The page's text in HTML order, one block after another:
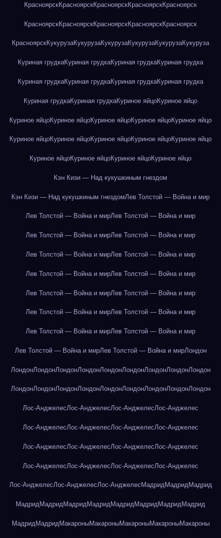
КрасноярскКрасноярскКрасноярскКрасноярскКрасноярск
КрасноярскКрасноярскКрасноярскКрасноярскКрасноярск
КрасноярскКукурузаКукурузаКукурузаКукурузаКукурузаКукуруза
Куриная грудкаКуриная грудкаКуриная грудкаКуриная грудка
Куриная грудкаКуриная грудкаКуриная грудкаКуриная грудка
Куриная грудкаКуриная грудкаКуриное яйцоКуриное яйцо
Куриное яйцоКуриное яйцоКуриное яйцоКуриное яйцоКуриное яйцо
Куриное яйцоКуриное яйцоКуриное яйцоКуриное яйцоКуриное яйцо
Куриное яйцоКуриное яйцоКуриное яйцоКуриное яйцо
Кэн Кизи — Над кукушкиным гнездом
Кэн Кизи — Над кукушкиным гнездомЛев Толстой — Война и мир
Лев Толстой — Война и мирЛев Толстой — Война и мир
Лев Толстой — Война и мирЛев Толстой — Война и мир
Лев Толстой — Война и мирЛев Толстой — Война и мир
Лев Толстой — Война и мирЛев Толстой — Война и мир
Лев Толстой — Война и мирЛев Толстой — Война и мир
Лев Толстой — Война и мирЛев Толстой — Война и мир
Лев Толстой — Война и мирЛев Толстой — Война и мир
Лев Толстой — Война и мирЛев Толстой — Война и мирЛондон
ЛондонЛондонЛондонЛондонЛондонЛондонЛондонЛондонЛондон
ЛондонЛондонЛондонЛондонЛондонЛондонЛондонЛондонЛондон
Лос-АнджелесЛос-АнджелесЛос-АнджелесЛос-Анджелес
Лос-АнджелесЛос-АнджелесЛос-АнджелесЛос-Анджелес
Лос-АнджелесЛос-АнджелесЛос-АнджелесЛос-Анджелес
Лос-АнджелесЛос-АнджелесЛос-АнджелесЛос-Анджелес
Лос-АнджелесЛос-АнджелесЛос-Анджелес МадридМадридМадрид
МадридМадридМадридМадридМадридМадридМадридМадрид
Мадрид Мадрид МакароныМакароныМакароныМакароныМакароны